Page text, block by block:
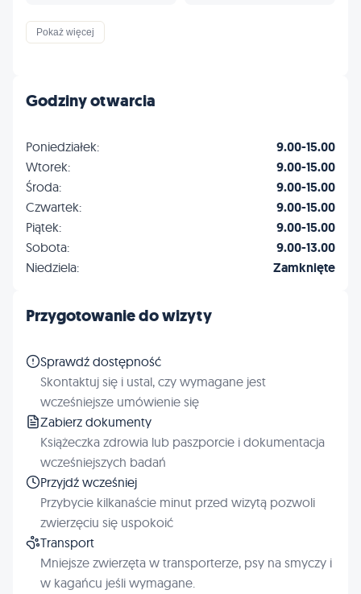
Profilaktyka
Pokaż więcej
Godziny otwarcia
Poniedziałek: 9.00-15.00
Wtorek: 9.00-15.00
Środa: 9.00-15.00
Czwartek: 9.00-15.00
Piątek: 9.00-15.00
Sobota: 9.00-13.00
Niedziela: Zamknięte
Przygotowanie do wizyty
Sprawdź dostępność
Skontaktuj się i ustal, czy wymagane jest
wcześniejsze umówienie się
Zabierz dokumenty
Książeczka zdrowia lub paszporcie i dokumentacja
wcześniejszych badań
Przyjdź wcześniej
Przybycie kilkanaście minut przed wizytą pozwoli
zwierzęciu się uspokoić
Transport
Mniejsze zwierzęta w transporterze, psy na smyczy i
w kagańcu jeśli wymagane.